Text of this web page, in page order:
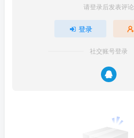
请登录后发表评论
登录
社交账号登录